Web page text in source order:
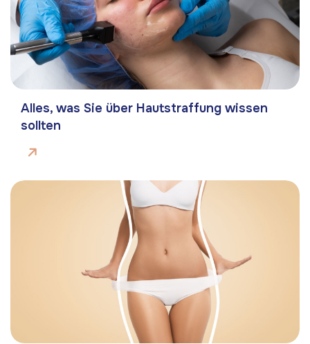
Alles, was Sie über Hautstraffung wissen
sollten